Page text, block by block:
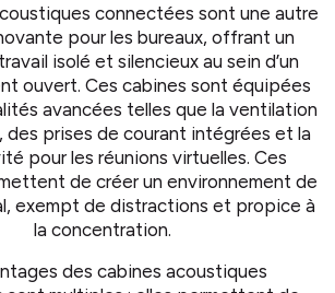
connectées sont une autre
pour les bureaux, offrant un
isolé et silencieux au sein d’un
ouvert. Ces cabines sont équipées
avancées telles que la ventilation
des prises de courant intégrées et la
pour les réunions virtuelles. Ces
de créer un environnement de
exempt de distractions et propice à
la concentration.
des cabines acoustiques